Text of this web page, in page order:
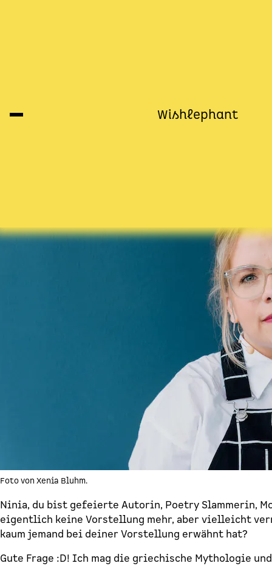
Wishlephant
Die Autorin verrät uns ihre Top 10
Foto von Xenia Bluhm.
Ninia, du bist gefeierte Autorin, Poetry Slammerin,
eigentlich keine Vorstellung mehr, aber vielleicht
kaum jemand bei deiner Vorstellung erwähnt hat?
Gute Frage :D! Ich mag die griechische Mythologie